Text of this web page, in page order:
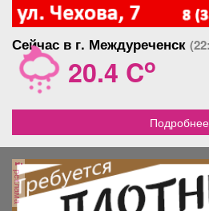
Сейчас в г. Междуреченск
20.4 Co
Подробнее
реклама